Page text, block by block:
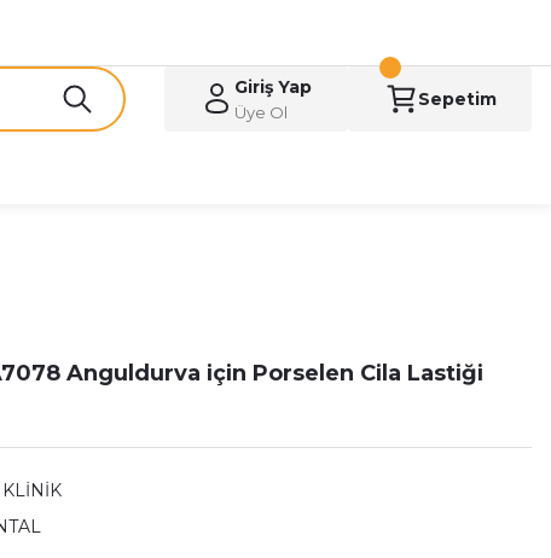
Giriş Yap
Üye Ol
Sepetim
Anguldurva için Porselen Cila Lastiği